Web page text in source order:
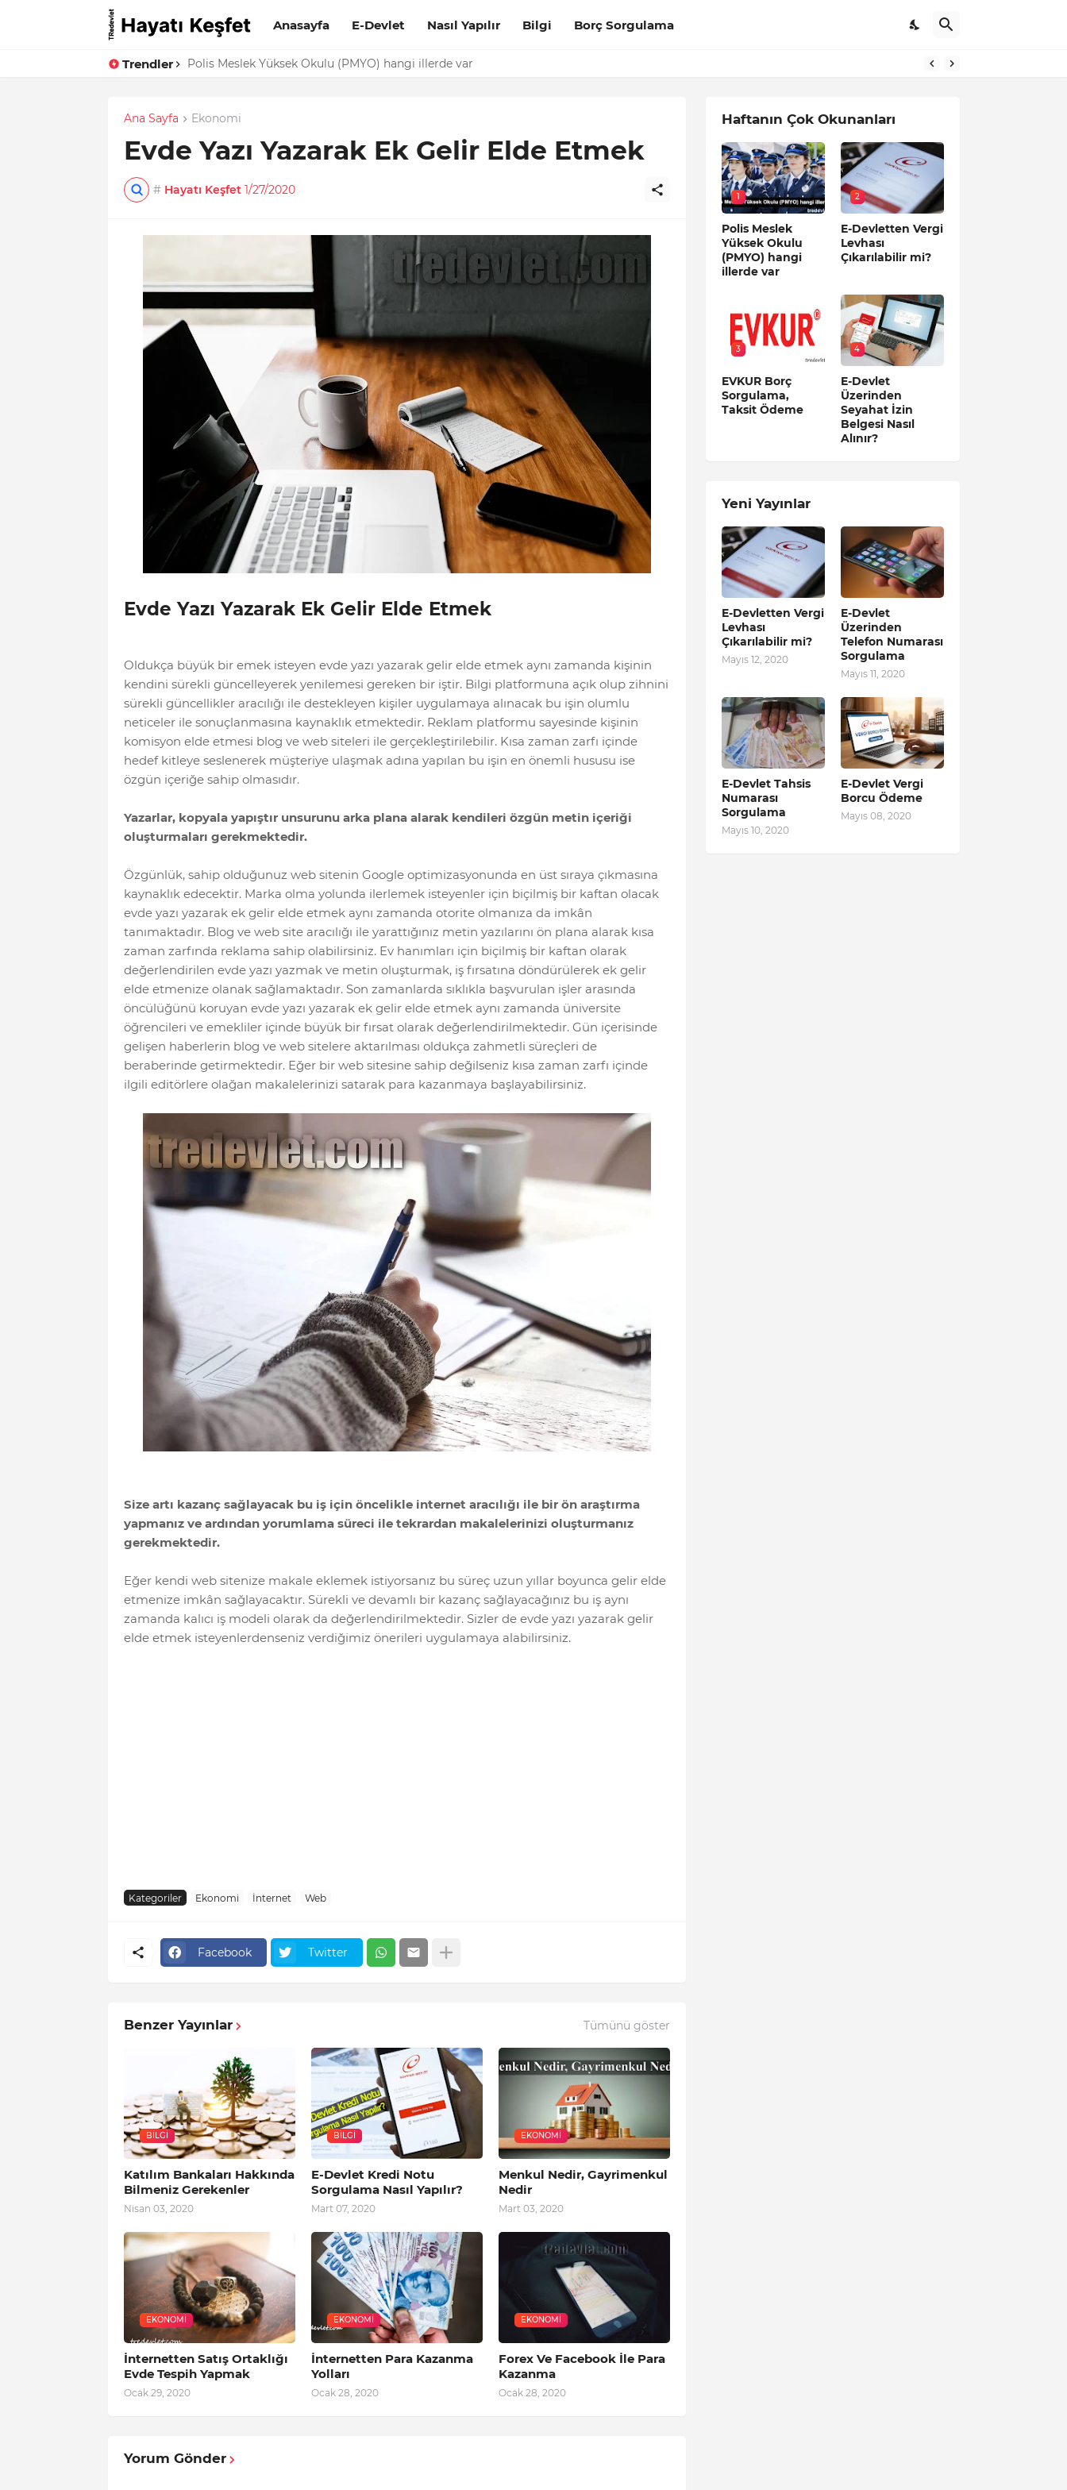
Anasayfa E-Devlet Nasıl Yapılır Bilgi Borç Sorgulama
Trendler EVKUR Borç Sorgulama, Taksit Ödeme
Ana Sayfa Ekonomi
Evde Yazı Yazarak Ek Gelir Elde Etmek
# Hayatı Keşfet 1/27/2020
Evde Yazı Yazarak Ek Gelir Elde Etmek
Oldukça büyük bir emek isteyen evde yazı yazarak gelir elde etmek aynı zamanda kişinin
kendini sürekli güncelleyerek yenilemesi gereken bir iştir. Bilgi platformuna açık olup zihnini
sürekli güncellikler aracılığı ile destekleyen kişiler uygulamaya alınacak bu işin olumlu
neticeler ile sonuçlanmasına kaynaklık etmektedir. Reklam platformu sayesinde kişinin
komisyon elde etmesi blog ve web siteleri ile gerçekleştirilebilir. Kısa zaman zarfı içinde
hedef kitleye seslenerek müşteriye ulaşmak adına yapılan bu işin en önemli hususu ise
özgün içeriğe sahip olmasıdır.
Yazarlar, kopyala yapıştır unsurunu arka plana alarak kendileri özgün metin içeriği
oluşturmaları gerekmektedir.
Özgünlük, sahip olduğunuz web sitenin Google optimizasyonunda en üst sıraya çıkmasına
kaynaklık edecektir. Marka olma yolunda ilerlemek isteyenler için biçilmiş bir kaftan olacak
evde yazı yazarak ek gelir elde etmek aynı zamanda otorite olmanıza da imkân
tanımaktadır. Blog ve web site aracılığı ile yarattığınız metin yazılarını ön plana alarak kısa
zaman zarfında reklama sahip olabilirsiniz. Ev hanımları için biçilmiş bir kaftan olarak
değerlendirilen evde yazı yazmak ve metin oluşturmak, iş fırsatına döndürülerek ek gelir
elde etmenize olanak sağlamaktadır. Son zamanlarda sıklıkla başvurulan işler arasında
öncülüğünü koruyan evde yazı yazarak ek gelir elde etmek aynı zamanda üniversite
öğrencileri ve emekliler içinde büyük bir fırsat olarak değerlendirilmektedir. Gün içerisinde
gelişen haberlerin blog ve web sitelere aktarılması oldukça zahmetli süreçleri de
beraberinde getirmektedir. Eğer bir web sitesine sahip değilseniz kısa zaman zarfı içinde
ilgili editörlere olağan makalelerinizi satarak para kazanmaya başlayabilirsiniz.
Size artı kazanç sağlayacak bu iş için öncelikle internet aracılığı ile bir ön araştırma
yapmanız ve ardından yorumlama süreci ile tekrardan makalelerinizi oluşturmanız
gerekmektedir.
Eğer kendi web sitenize makale eklemek istiyorsanız bu süreç uzun yıllar boyunca gelir elde
etmenize imkân sağlayacaktır. Sürekli ve devamlı bir kazanç sağlayacağınız bu iş aynı
zamanda kalıcı iş modeli olarak da değerlendirilmektedir. Sizler de evde yazı yazarak gelir
elde etmek isteyenlerdenseniz verdiğimiz önerileri uygulamaya alabilirsiniz.
Kategoriler Ekonomi İnternet Web
Facebook Twitter
Benzer Yayınlar Tümünü göster
BILGI
Katılım Bankaları Hakkında
Bilmeniz Gerekenler
Nisan 03, 2020
BILGI
E-Devlet Kredi Notu
Sorgulama Nasıl Yapılır?
Mart 07, 2020
EKONOMI
Menkul Nedir, Gayrimenkul
Nedir
Mart 03, 2020
EKONOMI
İnternetten Satış Ortaklığı
Evde Tespih Yapmak
Ocak 29, 2020
EKONOMI
İnternetten Para Kazanma
Yolları
Ocak 28, 2020
EKONOMI
Forex Ve Facebook İle Para
Kazanma
Ocak 28, 2020
Yorum Gönder
Haftanın Çok Okunanları
1
Polis Meslek
Yüksek Okulu
(PMYO) hangi
illerde var
2
E-Devletten Vergi
Levhası
Çıkarılabilir mi?
3
EVKUR Borç
Sorgulama,
Taksit Ödeme
4
E-Devlet
Üzerinden
Seyahat İzin
Belgesi Nasıl
Alınır?
Yeni Yayınlar
E-Devletten Vergi
Levhası
Çıkarılabilir mi?
Mayıs 12, 2020
E-Devlet
Üzerinden
Telefon Numarası
Sorgulama
Mayıs 11, 2020
E-Devlet Tahsis
Numarası
Sorgulama
Mayıs 10, 2020
E-Devlet Vergi
Borcu Ödeme
Mayıs 08, 2020